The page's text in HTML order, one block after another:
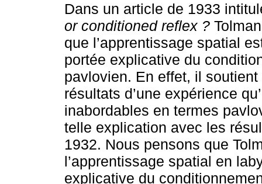
Dans un article de 1933
or conditioned reflex ?
que l’apprentissage spatial
portée explicative du
pavlovien. En effet, il soutient
résultats d’une expérience
inabordables en termes
telle explication avec les
1932. Nous pensons que
l’apprentissage spatial en
explicative du